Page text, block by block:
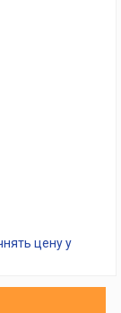
цену у